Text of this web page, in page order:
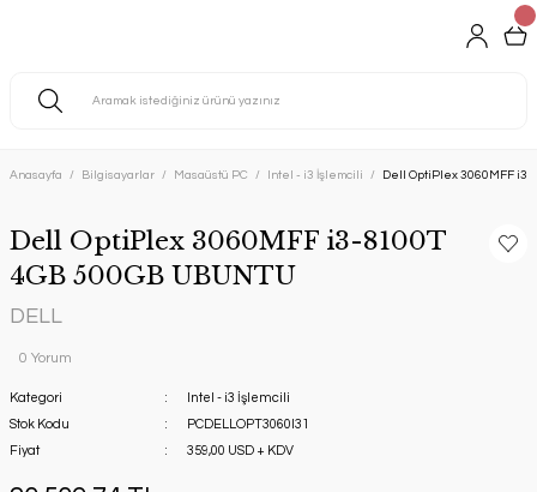
Anasayfa Bilgisayarlar Masaüstü PC Intel - i3 İşlemcili Dell OptiPlex 3060MFF i3-
Dell OptiPlex 3060MFF i3-8100T
4GB 500GB UBUNTU
DELL
0 Yorum
Kategori
Intel - i3 İşlemcili
Stok Kodu
PCDELLOPT3060I31
Fiyat
359,00 USD + KDV